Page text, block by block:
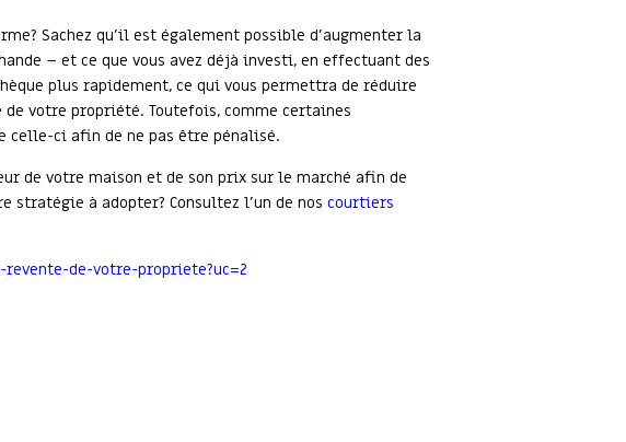
Sachez qu’il est également possible d’augmenter la
– et ce que vous avez déjà investi, en effectuant des
plus rapidement, ce qui vous permettra de réduire
votre propriété. Toutefois, comme certaines
celle-ci afin de ne pas être pénalisé.
de votre maison et de son prix sur le marché afin de
à adopter? Consultez l’un de nos courtiers
de-votre-propriete?uc=2